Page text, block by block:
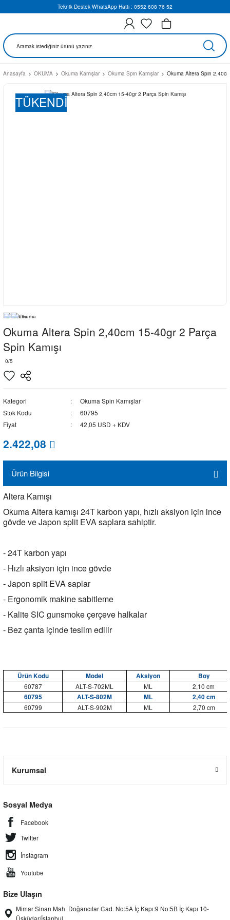
Teknik Destek WhatsApp Hattı : 0552 608 76 52
Anasayfa OKUMA Okuma Kamışlar Okuma Spin Kamışlar Okuma Altera Spin
TÜKENDİ
Okuma Altera Spin 2,40cm 15-40gr 2 Parça
Spin Kamışı
0/5
Kategori
Okuma Spin Kamışlar
Stok Kodu
60795
Fiyat
42,05 USD + KDV
2.422,08
Ürün Bilgisi
Altera Kamışı
Okuma Altera kamışı 24T karbon yapı, hızlı aksiyon için ince
gövde ve Japon split EVA saplara sahiptir.
- 24T karbon yapı
- Hızlı aksiyon için ince gövde
- Japon split EVA saplar
- Ergonomik makine sabitleme
- Kalite SIC gunsmoke çerçeve halkalar
- Bez çanta içinde teslim edilir
Ürün Kodu Model Aksiyon
Boy
60787
ALT-S-702ML ML
2,10 cm
60795
ALT-S-802M ML
2,40 cm
60799
ALT-S-902M ML 2,70 cm
Kurumsal
Sosyal Medya
Facebook
Twitter
İnstagram
Youtube
Bize Ulaşın
Mimar Sinan Mah. Doğancılar Cad. No:5A İç Kapı:9 No:5B İç Kapı 10-
Üsküdar/İstanbul